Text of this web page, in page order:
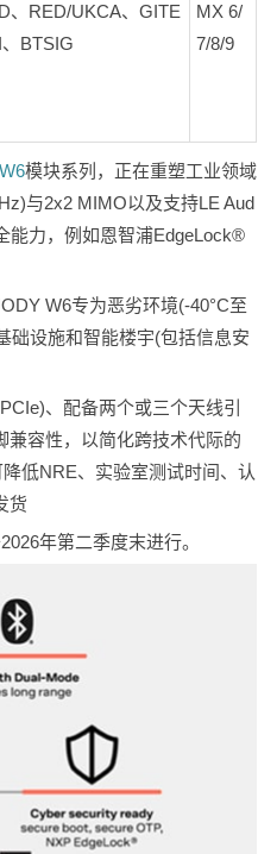
、RED/UKCA、GITE
、BTSIG
MX 6/
7/8/9
模块系列，正在重塑工业领域
与2x2 MIMO以及支持LE Aud
能力，例如恩智浦EdgeLock®
W6专为恶劣环境(-40°C至
础设施和智能楼宇(包括信息安
、配备两个或三个天线引
兼容性，以简化跨技术代际的
低NRE、实验室测试时间、认
货
年第二季度末进行。